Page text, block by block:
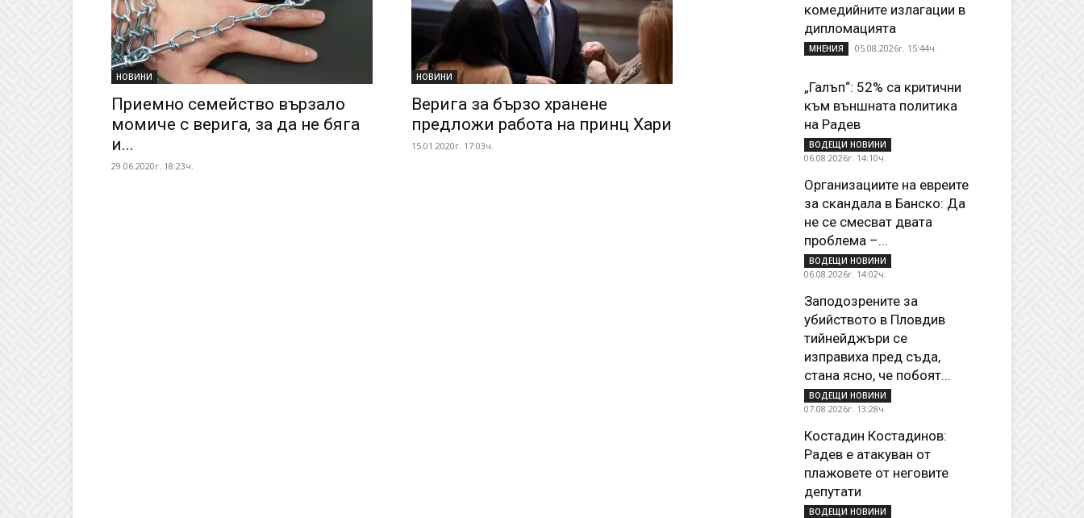
НОВИНИ
Приемно семейство вързало
момиче с верига, за да не бяга
и...
29.06.2020г. 18:23ч.
НОВИНИ
Верига за бързо хранене
предложи работа на принц Хари
15.01.2020г. 17:03ч.
комедийните излагации в
дипломацията
МНЕНИЯ 05.08.2026г. 15:44ч.
„Галъп“: 52% са критични
към външната политика
на Радев
ВОДЕЩИ НОВИНИ
06.08.2026г. 14:10ч.
Организациите на евреите
за скандала в Банско: Да
не се смесват двата
проблема –...
ВОДЕЩИ НОВИНИ
06.08.2026г. 14:02ч.
Заподозрените за
убийството в Пловдив
тийнейджъри се
изправиха пред съда,
стана ясно, че побоят...
ВОДЕЩИ НОВИНИ
07.08.2026г. 13:28ч.
Костадин Костадинов:
Радев е атакуван от
плажoвете от неговите
депутати
ВОДЕЩИ НОВИНИ